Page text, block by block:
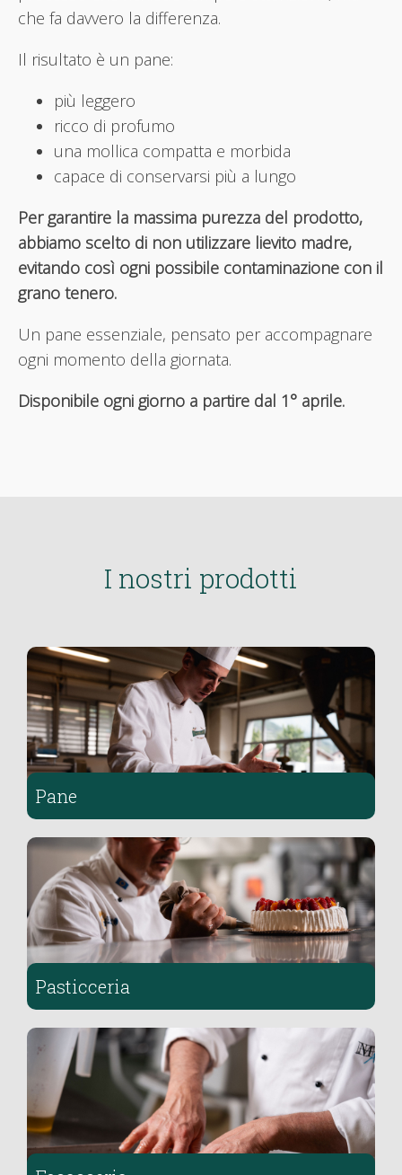
che fa davvero la differenza.
Il risultato è un pane:
più leggero
ricco di profumo
una mollica compatta e morbida
capace di conservarsi più a lungo
Per garantire la massima purezza del prodotto,
abbiamo scelto di non utilizzare lievito madre,
evitando così ogni possibile contaminazione con il
grano tenero.
Un pane essenziale, pensato per accompagnare
ogni momento della giornata.
Disponibile ogni giorno a partire dal 1° aprile.
I nostri prodotti
Pane
Pasticceria